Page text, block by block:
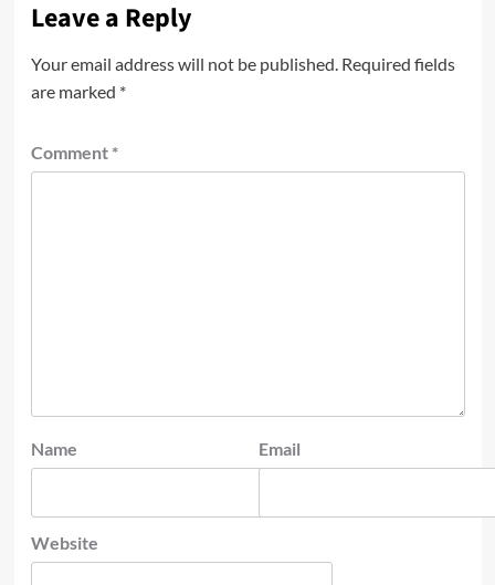
Leave a Reply
Your email address will not be published. Required fields
are marked *
Comment *
Name Email
Website